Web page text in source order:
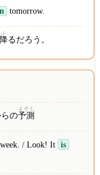
tomorrow.
降
ふ
るだろう。
らの予測
よそく
/ Look! It
is